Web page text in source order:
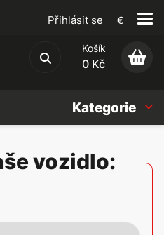
Obchodní podmínky
Přihlásit se €
Košík
0 Kč
Kategorie
vozidlo: